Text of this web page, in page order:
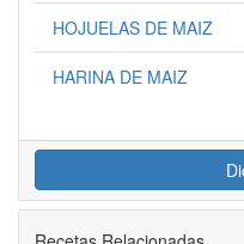
HOJUELAS DE MAIZ
HARINA DE MAIZ